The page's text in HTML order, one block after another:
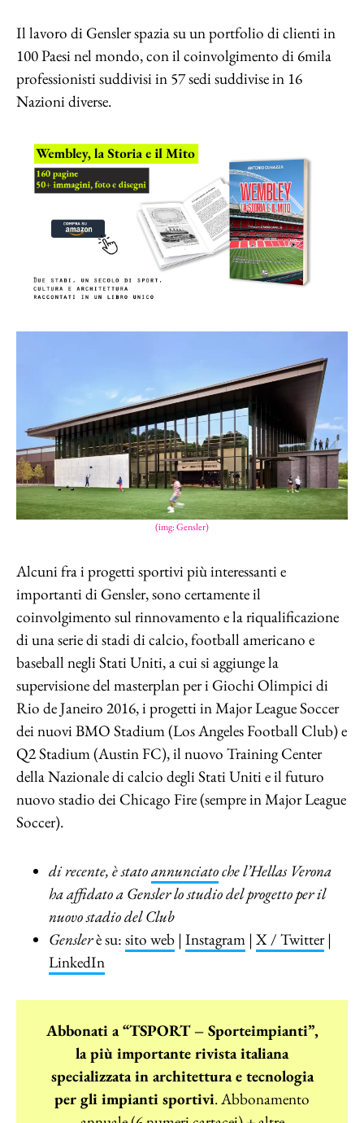
Il lavoro di Gensler spazia su un portfolio di clienti in
100 Paesi nel mondo, con il coinvolgimento di 6mila
professionisti suddivisi in 57 sedi suddivise in 16
Nazioni diverse.
(img: Gensler)
Alcuni fra i progetti sportivi più interessanti e
importanti di Gensler, sono certamente il
coinvolgimento sul rinnovamento e la riqualificazione
di una serie di stadi di calcio, football americano e
baseball negli Stati Uniti, a cui si aggiunge la
supervisione del masterplan per i Giochi Olimpici di
Rio de Janeiro 2016, i progetti in Major League Soccer
dei nuovi BMO Stadium (Los Angeles Football Club) e
Q2 Stadium (Austin FC), il nuovo Training Center
della Nazionale di calcio degli Stati Uniti e il futuro
nuovo stadio dei Chicago Fire (sempre in Major League
Soccer).
di recente, è statoannunciatoche l’Hellas Verona
ha affidato a Gensler lo studio del progetto per il
nuovo stadio del Club
Genslerè su: sito web | Instagram | X / Twitter|
LinkedIn
Abbonati a “TSPORT – Sporteimpianti”,
la più importante rivista italiana
specializzata in architettura e tecnologia
per gli impianti sportivi. Abbonamento